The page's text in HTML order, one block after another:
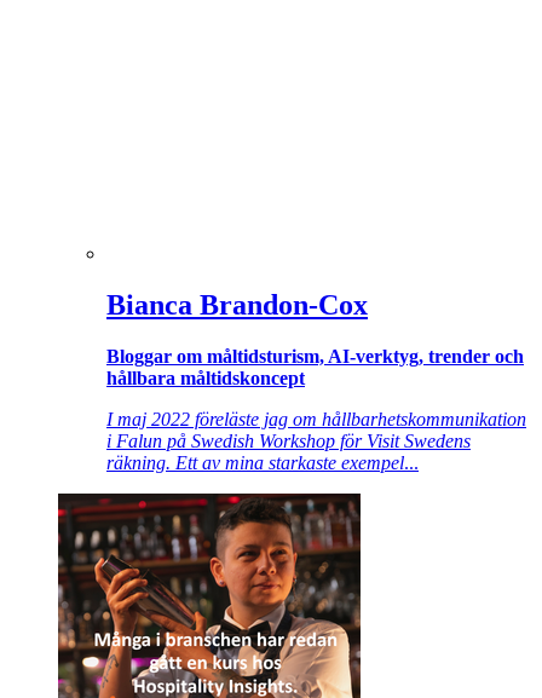
Bianca Brandon-Cox
Bloggar om måltidsturism, AI-verktyg, trender och
hållbara måltidskoncept
I maj 2022 föreläste jag om hållbarhetskommunikation
i Falun på Swedish Workshop för Visit Swedens
räkning. Ett av mina starkaste exempel...